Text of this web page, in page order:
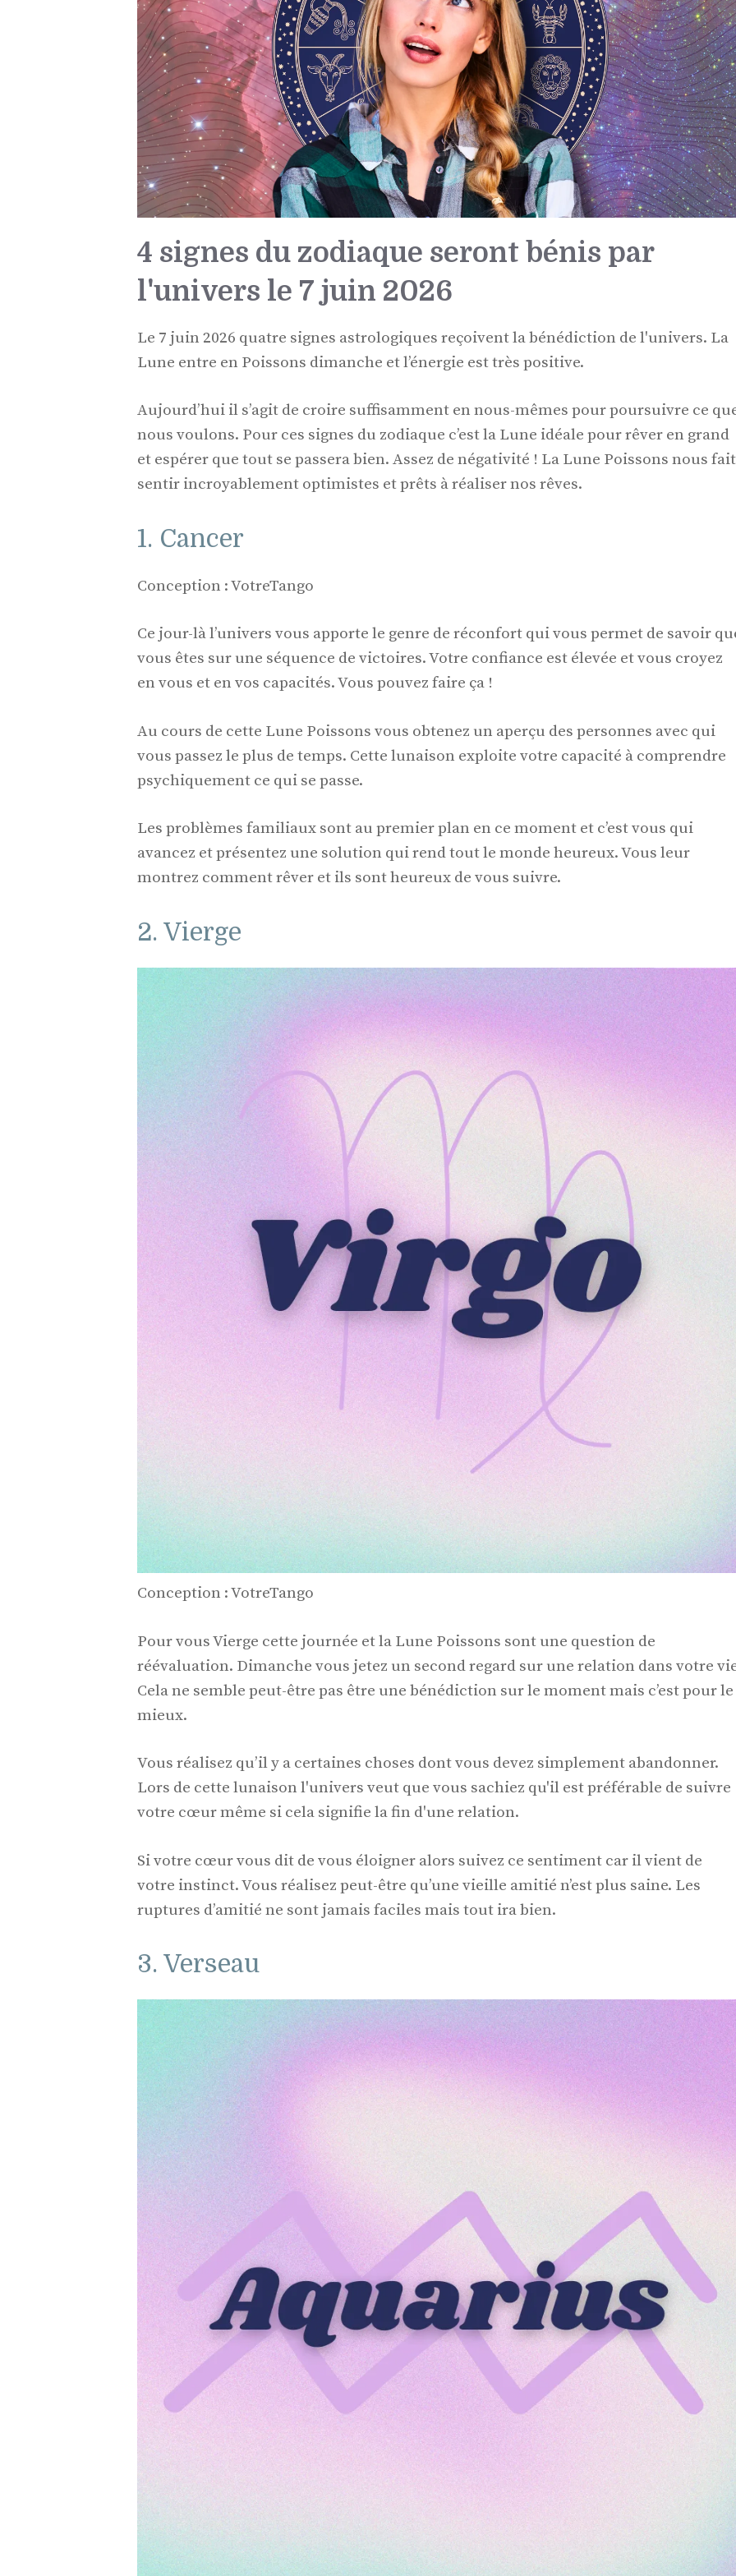
4 signes du zodiaque seront bénis par
l'univers le 7 juin 2026
Le 7 juin 2026 quatre signes astrologiques reçoivent la bénédiction de l'univers. La
Lune entre en Poissons dimanche et l’énergie est très positive.
Aujourd’hui il s’agit de croire suffisamment en nous-mêmes pour poursuivre ce
nous voulons. Pour ces signes du zodiaque c’est la Lune idéale pour rêver en grand
et espérer que tout se passera bien. Assez de négativité ! La Lune Poissons nous fait
sentir incroyablement optimistes et prêts à réaliser nos rêves.
1. Cancer
Conception : VotreTango
Ce jour-là l’univers vous apporte le genre de réconfort qui vous permet de savoir
vous êtes sur une séquence de victoires. Votre confiance est élevée et vous croyez
en vous et en vos capacités. Vous pouvez faire ça !
Au cours de cette Lune Poissons vous obtenez un aperçu des personnes avec qui
vous passez le plus de temps. Cette lunaison exploite votre capacité à comprendre
psychiquement ce qui se passe.
Les problèmes familiaux sont au premier plan en ce moment et c’est vous qui
avancez et présentez une solution qui rend tout le monde heureux. Vous leur
montrez comment rêver et ils sont heureux de vous suivre.
2. Vierge
Conception : VotreTango
Pour vous Vierge cette journée et la Lune Poissons sont une question de
réévaluation. Dimanche vous jetez un second regard sur une relation dans votre
Cela ne semble peut-être pas être une bénédiction sur le moment mais c’est pour le
mieux.
Vous réalisez qu’il y a certaines choses dont vous devez simplement abandonner.
Lors de cette lunaison l'univers veut que vous sachiez qu'il est préférable de suivre
votre cœur même si cela signifie la fin d'une relation.
Si votre cœur vous dit de vous éloigner alors suivez ce sentiment car il vient de
votre instinct. Vous réalisez peut-être qu’une vieille amitié n’est plus saine. Les
ruptures d’amitié ne sont jamais faciles mais tout ira bien.
3. Verseau